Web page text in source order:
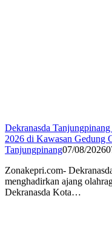
Dekranasda
2026 di Kawasan Gedung
Tanjungpinang07/08/2026
Zonakepri.com-
menghadirkan ajang
Dekranasda Kota…